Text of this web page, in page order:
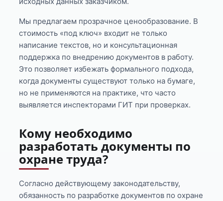
Мы предлагаем прозрачное ценообразование. В
стоимость «под ключ» входит не только
написание текстов, но и консультационная
поддержка по внедрению документов в работу.
Это позволяет избежать формального подхода,
когда документы существуют только на бумаге,
но не применяются на практике, что часто
выявляется инспекторами ГИТ при проверках.
Кому необходимо
разработать документы по
охране труда?
Согласно действующему законодательству,
обязанность по разработке документов по охране